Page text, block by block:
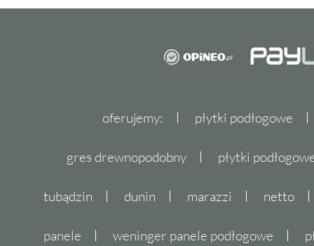
oferujemy: płytki podłogowe
gres drewnopodobny płytki
tubądzin dunin marazzi netto
panele weninger panele podłogowe